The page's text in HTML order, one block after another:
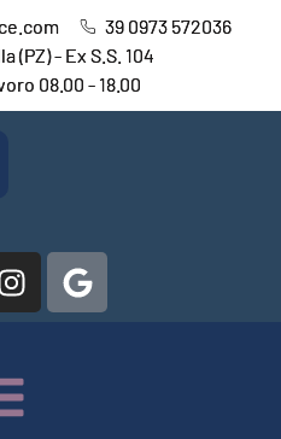
39 0973 572036
(PZ) - Ex S.S. 104
08.00 - 18.00